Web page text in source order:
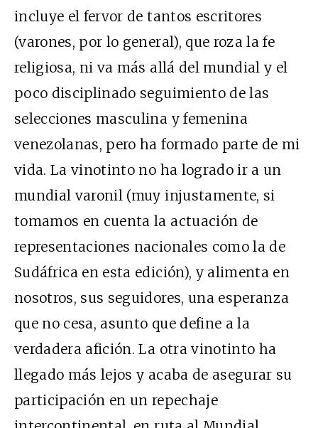
incluye el fervor de tantos escritores
(varones, por lo general), que roza la fe
religiosa, ni va más allá del mundial y el
poco disciplinado seguimiento de las
selecciones masculina y femenina
venezolanas, pero ha formado parte de mi
vida. La vinotinto no ha logrado ir a un
mundial varonil (muy injustamente, si
tomamos en cuenta la actuación de
representaciones nacionales como la de
Sudáfrica en esta edición), y alimenta en
nosotros, sus seguidores, una esperanza
que no cesa, asunto que define a la
verdadera afición. La otra vinotinto ha
llegado más lejos y acaba de asegurar su
participación en un repechaje